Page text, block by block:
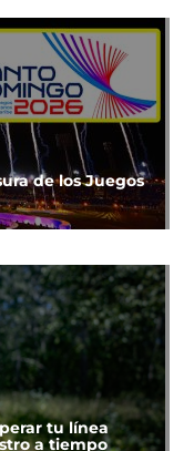
de los Juegos
tu línea
a tiempo